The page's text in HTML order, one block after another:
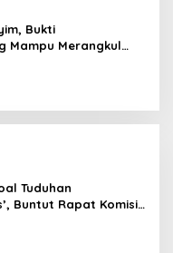
Bukti
Mampu Merangkul
Tuduhan
Buntut Rapat Komisi